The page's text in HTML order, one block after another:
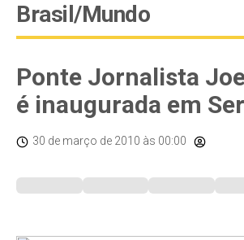
Brasil/Mundo
Ponte Jornalista
é inaugurada em
30 de março de 2010 às 00:00